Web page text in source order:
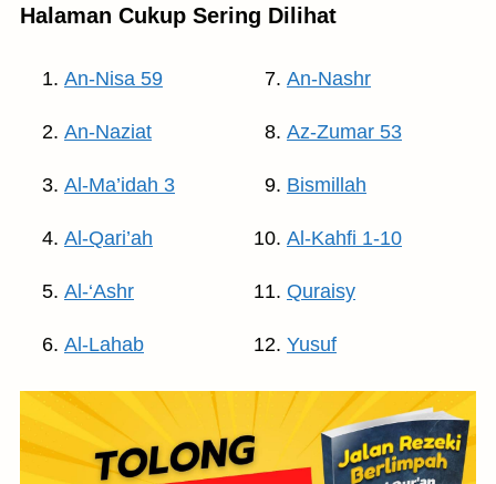
Halaman Cukup Sering Dilihat
An-Nisa 59
An-Naziat
Al-Ma’idah 3
Al-Qari’ah
Al-‘Ashr
Al-Lahab
An-Nashr
Az-Zumar 53
Bismillah
Al-Kahfi 1-10
Quraisy
Yusuf